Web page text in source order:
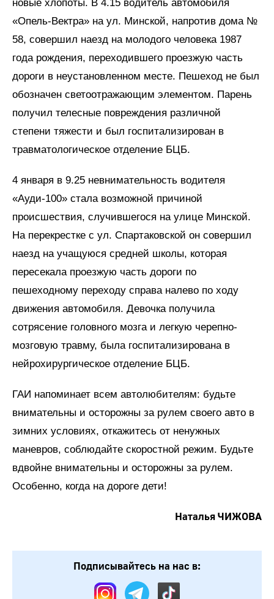
новые хлопоты. В 4.15 водитель автомобиля
«Опель-Вектра» на ул. Минской, напротив дома №
58, совершил наезд на молодого человека 1987
года рождения, переходившего проезжую часть
дороги в неустановленном месте. Пешеход не был
обозначен светоотражающим элементом. Парень
получил телесные повреждения различной
степени тяжести и был госпитализирован в
травматологическое отделение БЦБ.
4 января в 9.25 невнимательность водителя
«Ауди-100» стала возможной причиной
происшествия, случившегося на улице Минской.
На перекрестке с ул. Спартаковской он совершил
наезд на учащуюся средней школы, которая
пересекала проезжую часть дороги по
пешеходному переходу справа налево по ходу
движения автомобиля. Девочка получила
сотрясение головного мозга и легкую черепно-
мозговую травму, была госпитализирована в
нейрохирургическое отделение БЦБ.
ГАИ напоминает всем автолюбителям: будьте
внимательны и осторожны за рулем своего авто в
зимних условиях, откажитесь от ненужных
маневров, соблюдайте скоростной режим. Будьте
вдвойне внимательны и осторожны за рулем.
Особенно, когда на дороге дети!
Наталья ЧИЖОВА
Подписывайтесь на нас в: